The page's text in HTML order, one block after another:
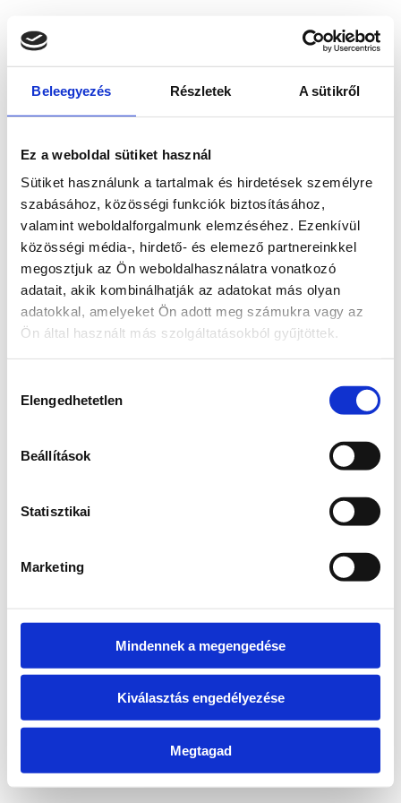
Beleegyezés Részletek A sütikről
Ez a weboldal sütiket használ
Sütiket használunk a tartalmak és hirdetések személyre
szabásához, közösségi funkciók biztosításához,
valamint weboldalforgalmunk elemzéséhez. Ezenkívül
közösségi média-, hirdető- és elemező partnereinkkel
megosztjuk az Ön weboldalhasználatra vonatkozó
adatait, akik kombinálhatják az adatokat más olyan
adatokkal, amelyeket Ön adott meg számukra vagy az
Ön által használt más szolgáltatásokból gyűjtöttek.
kiválasztása
Elengedhetetlen
Beállítások
Statisztikai
Marketing
Mindennek a megengedése
Kiválasztás engedélyezése
Megtagad
loadingwww.bicapp.hu
(see the browser console for more